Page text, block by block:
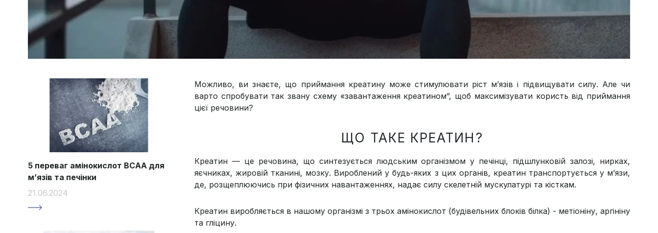
5 переваг амінокислот BCAA для
м’язів та печінки
21.06.2024
Можливо, ви знаєте, що приймання креатину може стимулювати ріст м’язів і підвищувати силу. Але чи
варто спробувати так звану схему «завантаження креатином”, щоб максимізувати користь від приймання
цієї речовини?
ЩО ТАКЕ КРЕАТИН?
Креатин — це речовина, що синтезується людським організмом у печінці, підшлунковій залозі, нирках,
яєчниках, жировій тканині, мозку. Вироблений у будь-яких з цих органів, креатин транспортується у м’язи,
де, розщеплюючись при фізичних навантаженнях, надає силу скелетній мускулатурі та кісткам.
Креатин виробляється в нашому організмі з трьох амінокислот (будівельних блоків білка) - метіоніну, аргініну
та гліцину.